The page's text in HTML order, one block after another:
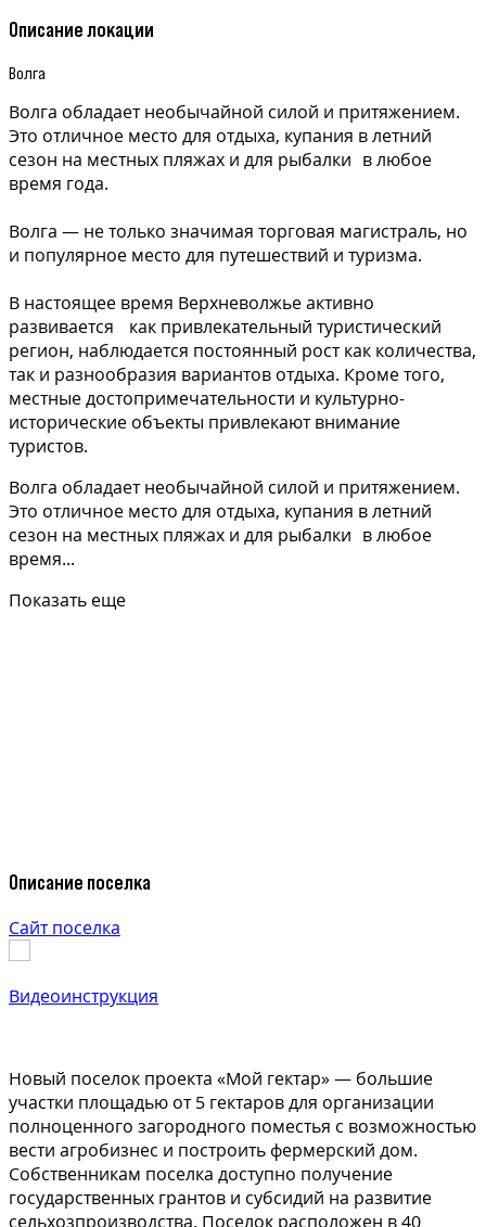
Описание локации
Волга
Волга обладает необычайной силой и притяжением.
Это отличное место для отдыха, купания в летний
сезон на местных пляжах и для рыбалки в любое
время года.
Волга — не только значимая торговая магистраль, но
и популярное место для путешествий и туризма.
В настоящее время Верхневолжье активно
развивается как привлекательный туристический
регион, наблюдается постоянный рост как количества,
так и разнообразия вариантов отдыха. Кроме того,
местные достопримечательности и культурно-
исторические объекты привлекают внимание
туристов.
Волга обладает необычайной силой и притяжением.
Это отличное место для отдыха, купания в летний
сезон на местных пляжах и для рыбалки в любое
время...
Показать еще
Описание поселка
Сайт поселка
Видеоинструкция
Новый поселок проекта «Мой гектар» — большие
участки площадью от 5 гектаров для организации
полноценного загородного поместья с возможностью
вести агробизнес и построить фермерский дом.
Собственникам поселка доступно получение
государственных грантов и субсидий на развитие
сельхозпроизводства. Поселок расположен в 40